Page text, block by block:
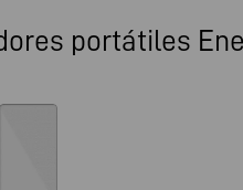
portátiles